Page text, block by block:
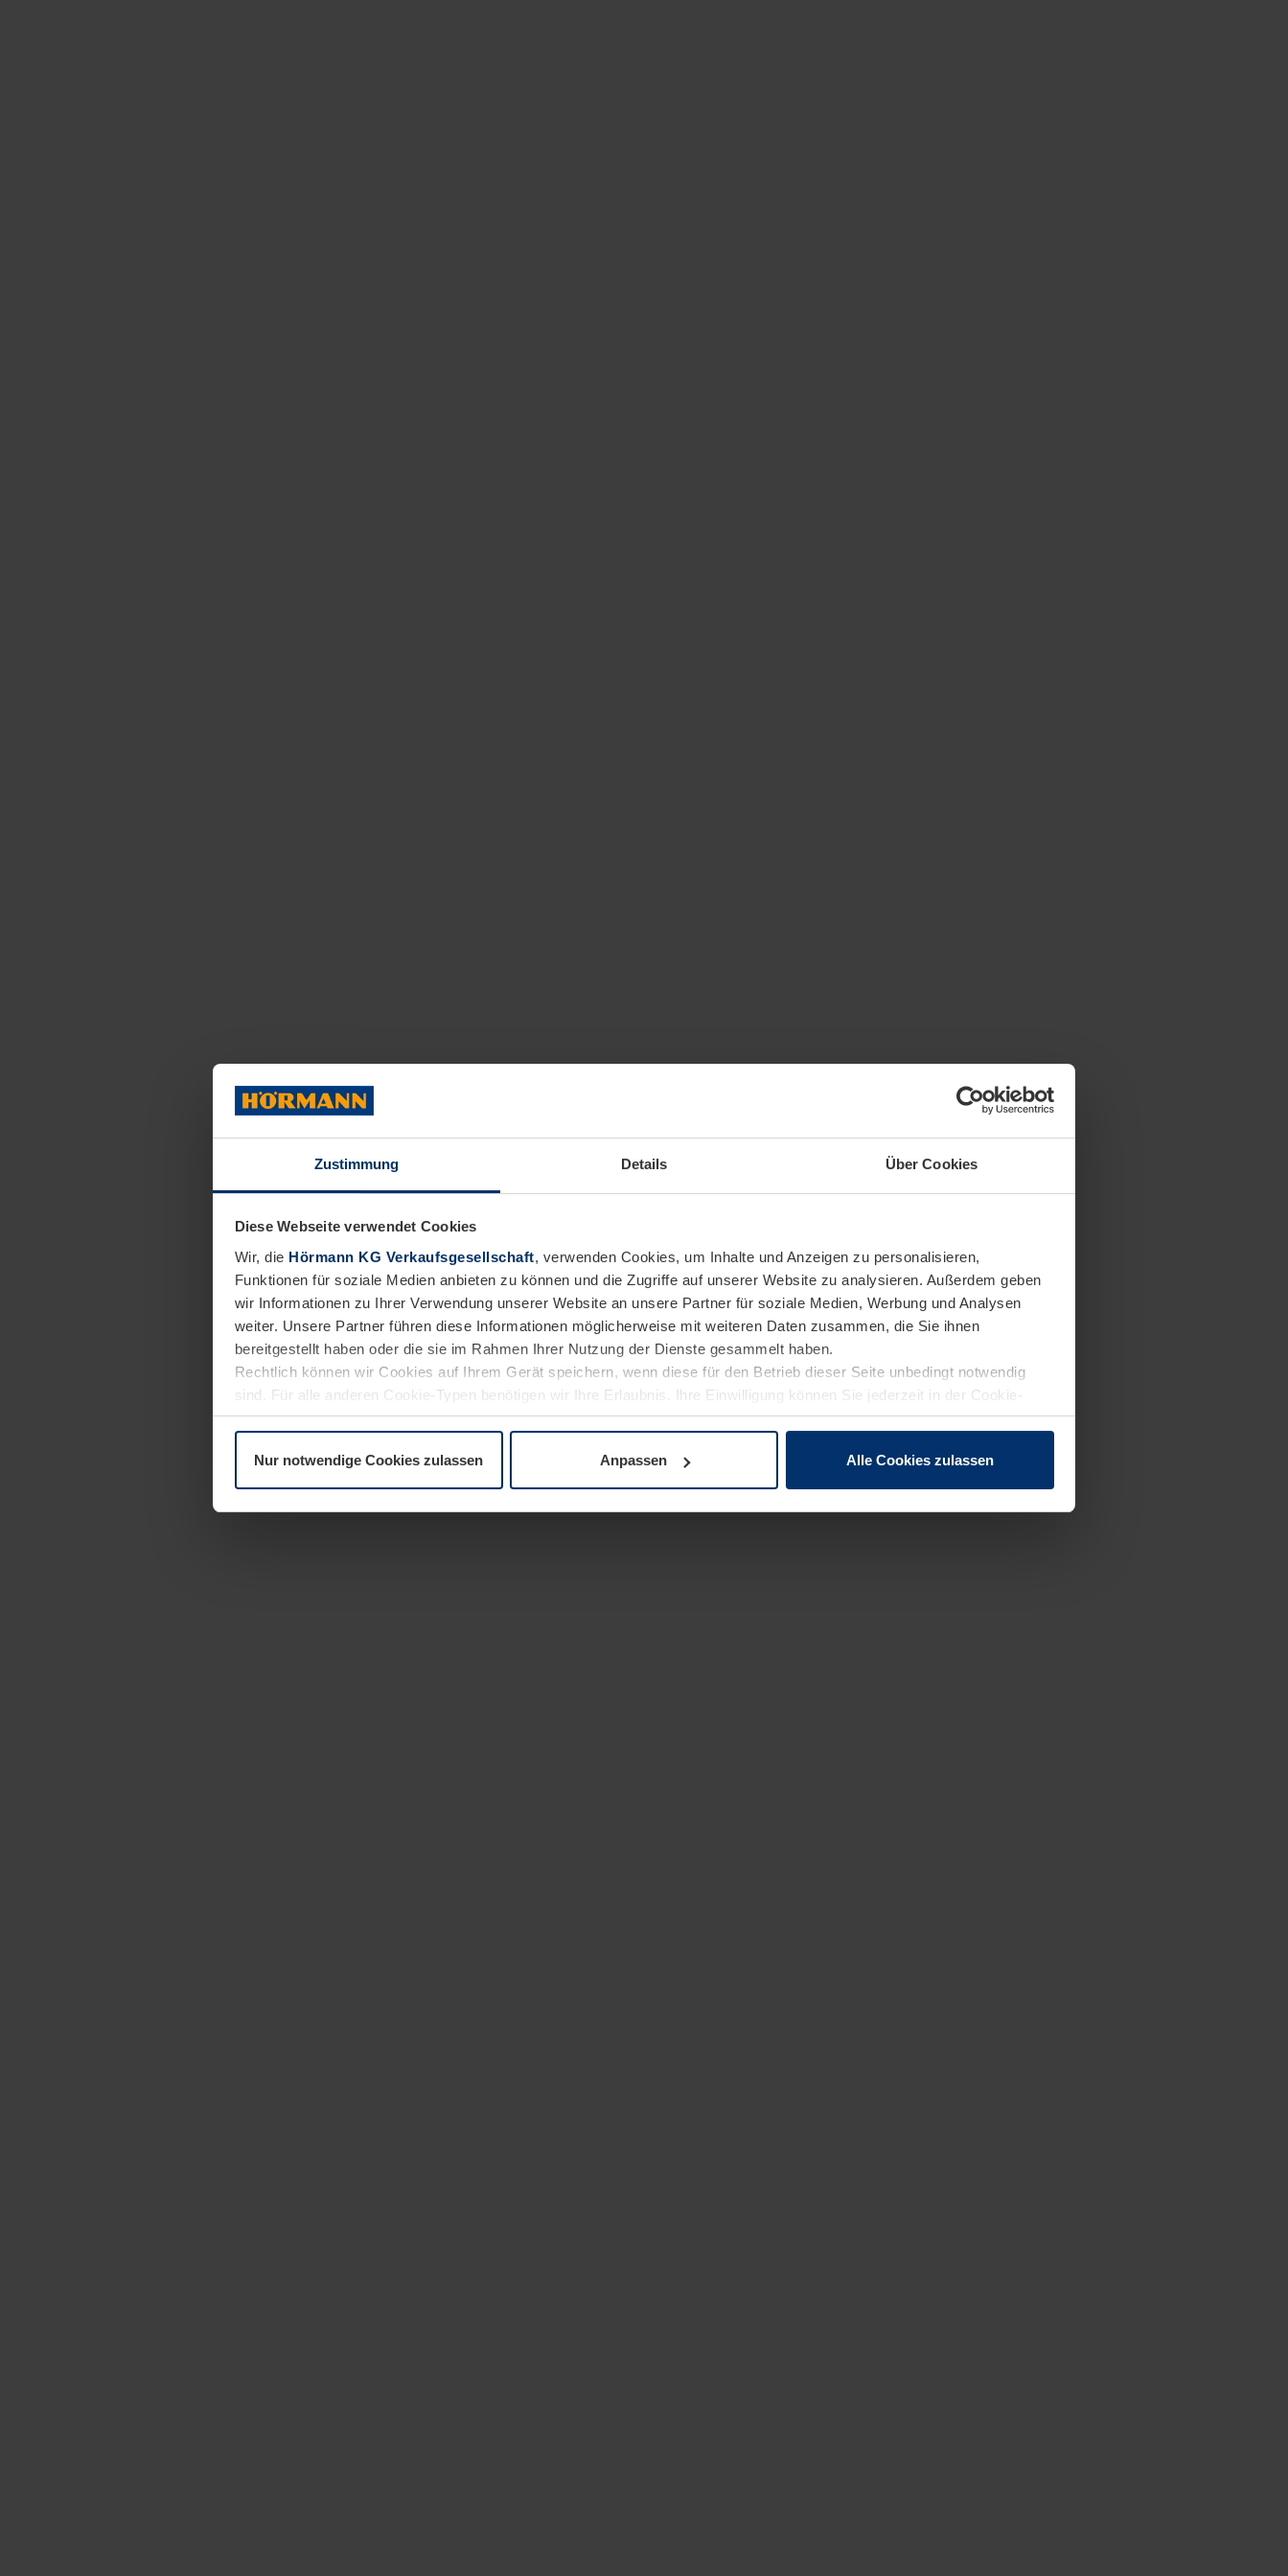
Zustimmung Details Über Cookies
Diese Webseite verwendet Cookies
Wir, die Hörmann KG Verkaufsgesellschaft, verwenden Cookies, um Inhalte und Anzeigen zu personalisieren,
Funktionen für soziale Medien anbieten zu können und die Zugriffe auf unserer Website zu analysieren. Außerdem geben
wir Informationen zu Ihrer Verwendung unserer Website an unsere Partner für soziale Medien, Werbung und Analysen
weiter. Unsere Partner führen diese Informationen möglicherweise mit weiteren Daten zusammen, die Sie ihnen
bereitgestellt haben oder die sie im Rahmen Ihrer Nutzung der Dienste gesammelt haben.
Rechtlich können wir Cookies auf Ihrem Gerät speichern, wenn diese für den Betrieb dieser Seite unbedingt notwendig
sind. Für alle anderen Cookie-Typen benötigen wir Ihre Erlaubnis. Ihre Einwilligung können Sie jederzeit in der Cookie-
Erläuterung auf der SeiteDatenschutzerklärungunserer Website ändern oder widerrufen.
Nur notwendige Cookies zulassen Anpassen Alle Cookies zulassen